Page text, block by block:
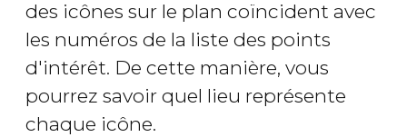
des icônes sur le plan coïncident avec
les numéros de la liste des points
d'intérêt. De cette manière, vous
pourrez savoir quel lieu représente
chaque icône.